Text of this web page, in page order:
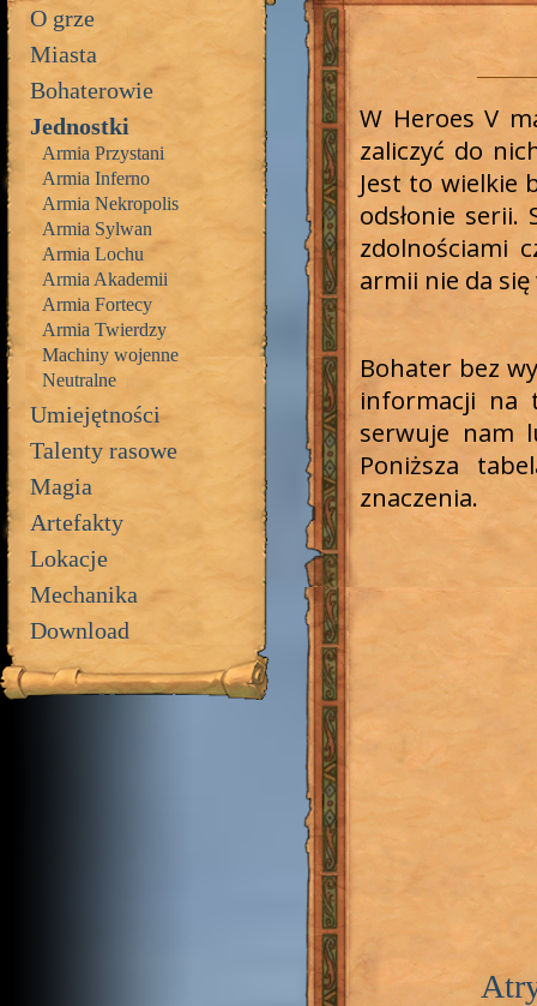
O grze
Miasta
Bohaterowie
Jednostki
Armia Przystani
Armia Inferno
Armia Nekropolis
Armia Sylwan
Armia Lochu
Armia Akademii
Armia Fortecy
Armia Twierdzy
Machiny wojenne
Neutralne
Umiejętności
Talenty rasowe
Magia
Artefakty
Lokacje
Mechanika
Download
W Heroes V
zaliczyć do
Jest to wielkie
odsłonie
zdolnościami
armii nie da
Bohater bez
informacji na
serwuje nam
Poniższa
znaczenia.